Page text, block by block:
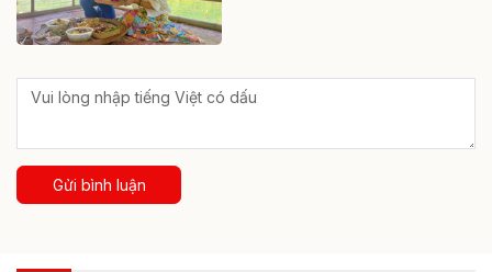
Gửi bình luận